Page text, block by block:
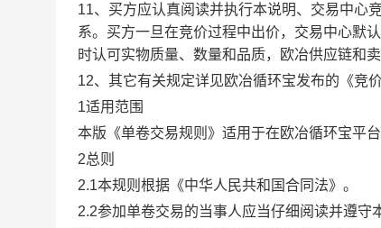
11、买方应认真阅读并执行本说明、交易中心
系。买方一旦在竞价过程中出价，交易中心默
时认可实物质量、数量和品质，欧冶供应链和
12、其它有关规定详见欧冶循环宝发布的《竞
1适用范围
本版《单卷交易规则》适用于在欧冶循环宝平台
2总则
2.1本规则根据《中华人民共和国合同法》。
2.2参加单卷交易的当事人应当仔细阅读并遵守